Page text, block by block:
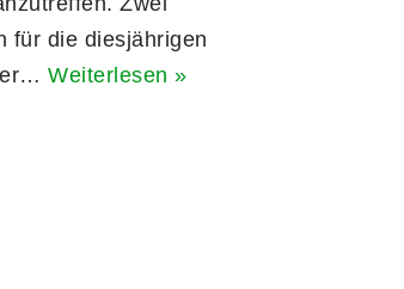
für die diesjährigen
Weiterlesen »